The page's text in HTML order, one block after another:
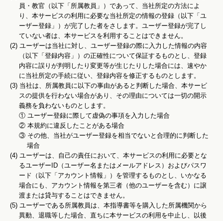
員・教官（以下「所属教員」）であって、当社所定の方法によ
り、本サービスの利用に必要な当社所定の情報の登録（以下「ユ
ーザー登録」）が完了した者をさします。ユーザー登録が完了し
ていない者は、本サービスを利用することはできません。
(2) ユーザーは当社に対し、ユーザー登録の際に入力した情報の内容
（以下「登録内容」）の正確性について保証するものとし、登録
内容に誤りが判明したり変更等が生じたりした場合には、速やか
に当社所定の手続に従い、登録内容を修正するものとします。
(3) 当社は、所属教員に以下の事由があると判断した場合、本サービ
スの提供を行わない場合があり、その理由については一切の開示
義務を負わないものとします。
① ユーザー登録に際して虚偽の事項を入力した場合
② 本規約に違反したことがある場合
③ その他、当社がユーザー登録を相当でないと合理的に判断した
場合
(4) ユーザーは、自己の責任において、本サービスの利用に必要とな
るユーザーID（ユーザー名またはメールアドレス）およびパスワ
ード（以下「アカウント情報」）を管理するものとし、いかなる
場合にも、アカウント情報を第三者（他のユーザーを含む）に譲
渡または貸与することはできません。
(5) ユーザーである所属教員は、本指導書等を購入した所属機関から
異動、退職等した場合、直ちに本サービスの利用を中止し、以後